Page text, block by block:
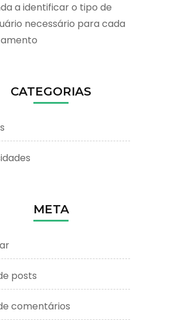
a identificar o tipo de
necessário para cada
CATEGORIAS
META
posts
comentários